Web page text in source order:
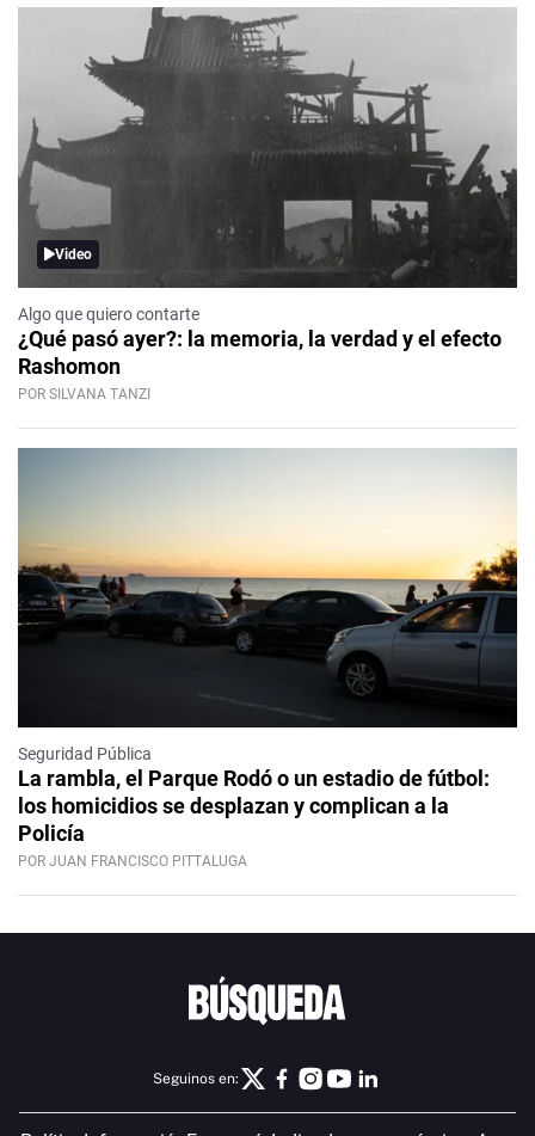
Video
Algo que quiero contarte
¿Qué pasó ayer?: la memoria, la verdad y el efecto
Rashomon
POR SILVANA TANZI
Seguridad Pública
La rambla, el Parque Rodó o un estadio de fútbol:
los homicidios se desplazan y complican a la
Policía
POR JUAN FRANCISCO PITTALUGA
Seguinos en: